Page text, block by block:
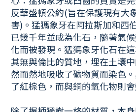
反華盛頓公約(旨在保護現有大
害)。猛獁象牙在阿拉斯加和西
已幾千年並成為化石，隨著氣
化而被發現。猛獁象牙化石在
其無與倫比的質地，埋在土壤
然而然地吸收了礦物質而染色
了紅棕色，而與銅的氧化物則